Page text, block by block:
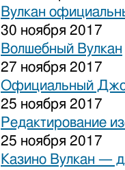
Вулкан
30 ноября 2017
Волшебный Вулкан
27 ноября 2017
Официальный
25 ноября 2017
Редактирование
25 ноября 2017
Казино Вулкан —